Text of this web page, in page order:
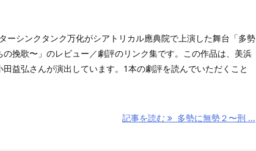
ーシンクタンク万化がシアトリカル應典院で上演した舞台「多勢
の挽歌〜」のレビュー／劇評のリンク集です。この作品は、美浜
益弘さんが演出しています。1本の劇評を読んでいただくこと
記事を読む 多勢に無勢２〜刑 ...